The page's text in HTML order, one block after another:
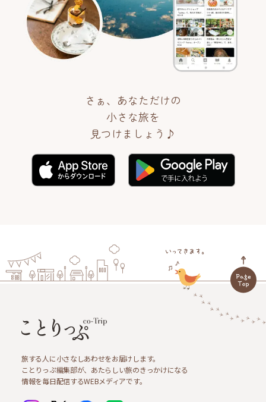
さぁ、あなただけの
小さな旅を
見つけましょう♪
旅する人に小さなしあわせをお届けします。
ことりっぷ編集部が、あたらしい旅のきっかけになる
情報を毎日配信するWEBメディアです。